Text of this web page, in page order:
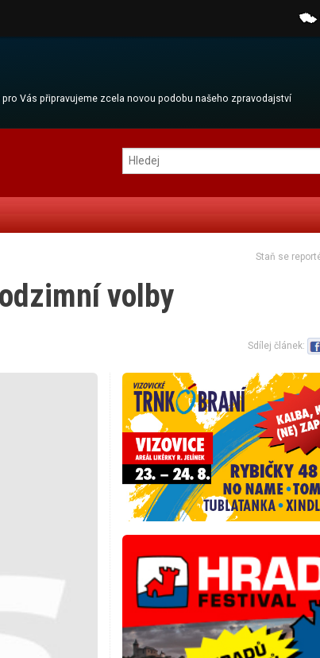
pro Vás připravujeme zcela novou podobu našeho zpravodajství
Staň se
volby
Sdílej článek: